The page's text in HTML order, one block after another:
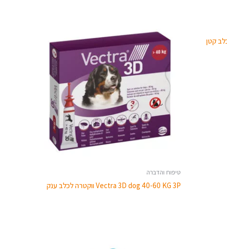
טיפוח והדברה
Vectra 3D dog 40-60 KG 3P ווקטרה לכלב ענק